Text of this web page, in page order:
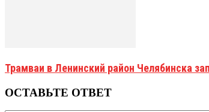
Трамваи в Ленинский район Челябинска
ОСТАВЬТЕ ОТВЕТ